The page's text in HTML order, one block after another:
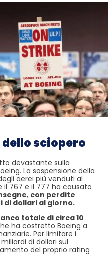
dello sciopero
devastante sulla
La sospensione della
aerei più venduti al
767 e il 777 ha causato
, con perdite
di dollari al giorno.
totale di circa 10
ha costretto Boeing a
Per limitare i
di dollari sul
del proprio rating